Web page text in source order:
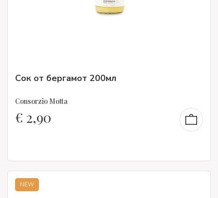
Сок от бергамот 200мл
Consorzio Motta
€ 2,90
NEW